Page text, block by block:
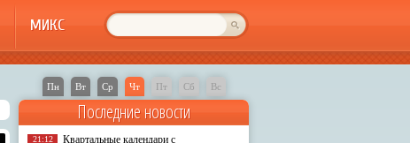
МИКС
Пн Вт Ср Чт Пт Сб Вс
Последние новости
21:12
Квартальные календари с